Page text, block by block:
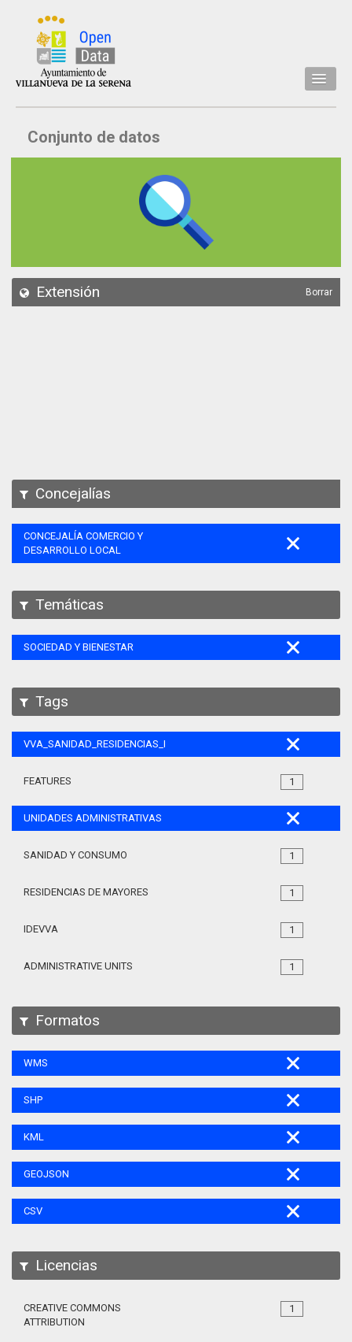
Inicio
Datos
API
Conjunto de datos
Extensión Borrar
Concejalías
CONCEJALÍA COMERCIO Y
DESARROLLO LOCAL
Temáticas
SOCIEDAD Y BIENESTAR
Tags
VVA_SANIDAD_RESIDENCIAS_MAYORES_105
1
FEATURES
UNIDADES ADMINISTRATIVAS
1
SANIDAD Y CONSUMO
1
RESIDENCIAS DE MAYORES
1
IDEVVA
1
ADMINISTRATIVE UNITS
Formatos
WMS
SHP
KML
GEOJSON
CSV
Licencias
1
CREATIVE COMMONS
ATTRIBUTION